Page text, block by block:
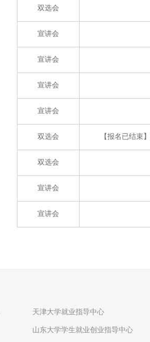
双选会
宣讲会
宣讲会
宣讲会
宣讲会
双选会 【报名已结束
双选会
宣讲会
宣讲会
天津大学就业指导中心
山东大学学生就业创业指导中心